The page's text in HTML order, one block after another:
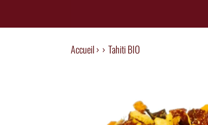
Accueil › › Tahiti BIO